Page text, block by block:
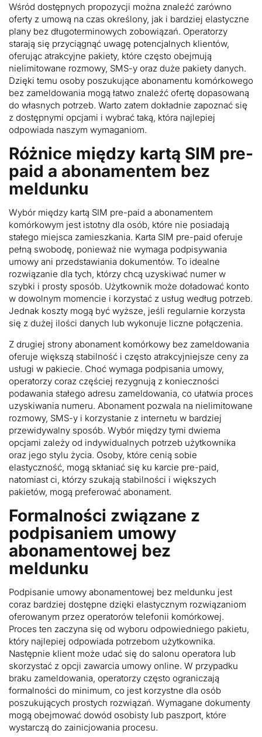
Wśród dostępnych propozycji można znaleźć zarówno
oferty z umową na czas określony, jak i bardziej elastyczne
plany bez długoterminowych zobowiązań. Operatorzy
starają się przyciągnąć uwagę potencjalnych klientów,
oferując atrakcyjne pakiety, które często obejmują
nielimitowane rozmowy, SMS-y oraz duże pakiety danych.
Dzięki temu osoby poszukujące abonamentu komórkowego
bez zameldowania mogą łatwo znaleźć ofertę dopasowaną
do własnych potrzeb. Warto zatem dokładnie zapoznać się
z dostępnymi opcjami i wybrać taką, która najlepiej
odpowiada naszym wymaganiom.
Różnice między kartą SIM pre-
paid a abonamentem bez
meldunku
Wybór między kartą SIM pre-paid a abonamentem
komórkowym jest istotny dla osób, które nie posiadają
stałego miejsca zamieszkania. Karta SIM pre-paid oferuje
pełną swobodę, ponieważ nie wymaga podpisywania
umowy ani przedstawiania dokumentów. To idealne
rozwiązanie dla tych, którzy chcą uzyskiwać numer w
szybki i prosty sposób. Użytkownik może doładować konto
w dowolnym momencie i korzystać z usług według potrzeb.
Jednak koszty mogą być wyższe, jeśli regularnie korzysta
się z dużej ilości danych lub wykonuje liczne połączenia.
Z drugiej strony abonament komórkowy bez zameldowania
oferuje większą stabilność i często atrakcyjniejsze ceny za
usługi w pakiecie. Choć wymaga podpisania umowy,
operatorzy coraz częściej rezygnują z konieczności
podawania stałego adresu zameldowania, co ułatwia proces
uzyskiwania numeru. Abonament pozwala na nielimitowane
rozmowy, SMS-y i korzystanie z internetu w bardziej
przewidywalny sposób. Wybór między tymi dwiema
opcjami zależy od indywidualnych potrzeb użytkownika
oraz jego stylu życia. Osoby, które cenią sobie
elastyczność, mogą skłaniać się ku karcie pre-paid,
natomiast ci, którzy szukają stabilności i większych
pakietów, mogą preferować abonament.
Formalności związane z
podpisaniem umowy
abonamentowej bez
meldunku
Podpisanie umowy abonamentowej bez meldunku jest
coraz bardziej dostępne dzięki elastycznym rozwiązaniom
oferowanym przez operatorów telefonii komórkowej.
Proces ten zaczyna się od wyboru odpowiedniego pakietu,
który najlepiej odpowiada potrzebom użytkownika.
Następnie klient może udać się do salonu operatora lub
skorzystać z opcji zawarcia umowy online. W przypadku
braku zameldowania, operatorzy często ograniczają
formalności do minimum, co jest korzystne dla osób
poszukujących prostych rozwiązań. Wymagane dokumenty
mogą obejmować dowód osobisty lub paszport, które
wystarczą do zainicjowania procesu.